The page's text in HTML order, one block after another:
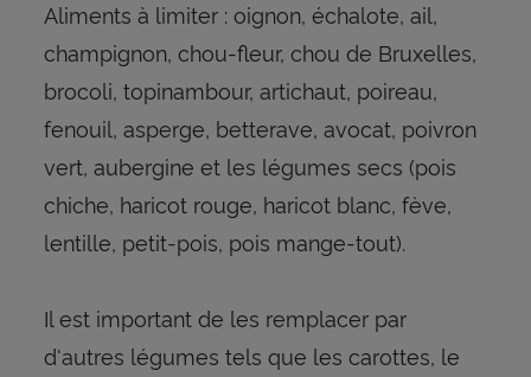
Aliments à limiter : oignon, échalote, ail,
champignon, chou-fleur, chou de Bruxelles,
brocoli, topinambour, artichaut, poireau,
fenouil, asperge, betterave, avocat, poivron
vert, aubergine et les légumes secs (pois
chiche, haricot rouge, haricot blanc, fève,
lentille, petit-pois, pois mange-tout).
Il est important de les remplacer par
d'autres légumes tels que les carottes, le